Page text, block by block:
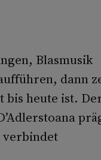
Blasmusik
dann
bis heute ist.
verbindet